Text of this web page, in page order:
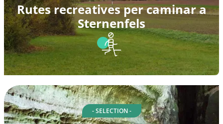
Rutes recreatives per caminar a
Sternenfels
- SELECTION -